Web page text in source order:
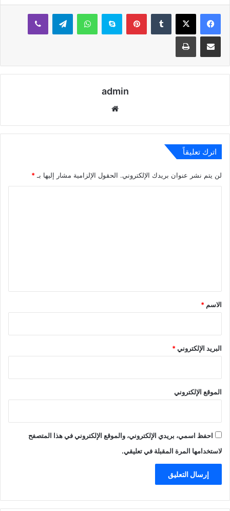
بينتيريستسكايب واتساب تيلقرام ڤايبر
مشاركة عبر البريد طباعة
admin
اترك تعليقاً
لن يتم نشر عنوان بريدك الإلكتروني. الحقول الإلزامية مشار إليها بـ *
*
الاسم *
البريد الإلكتروني*
الموقع الإلكتروني
احفظ اسمي، بريدي الإلكتروني، والموقع الإلكتروني في هذا المتصفح
لاستخدامها المرة المقبلة في تعليقي.